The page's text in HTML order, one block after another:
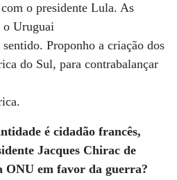
o presidente Lula. As
o Uruguai
Proponho a criação dos
do Sul, para contrabalançar
é cidadão francês,
Jacques Chirac de
ONU em favor da guerra?